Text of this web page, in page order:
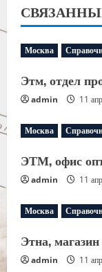
Москва
Этм, отдел
admin 11
Москва
ЭТМ, офис
admin 11
Москва
Этна,
admin 11